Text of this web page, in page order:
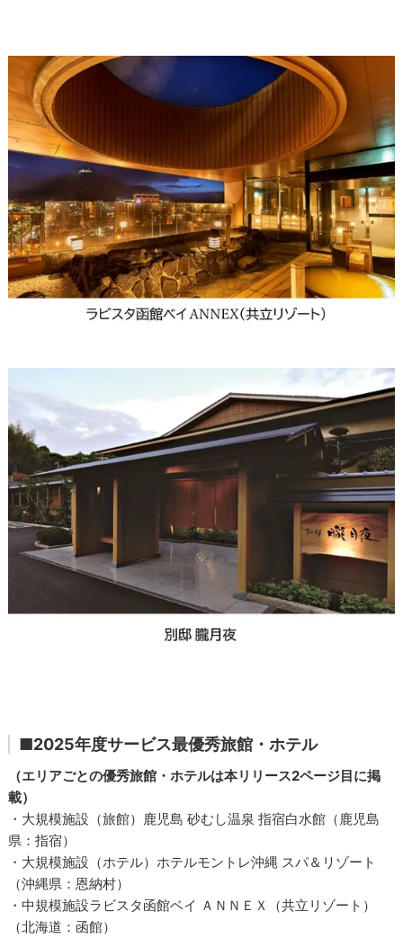
■2025年度サービス最優秀旅館・ホテル
（エリアごとの優秀旅館・ホテルは本リリース2ページ目に掲
載）
・大規模施設（旅館）鹿児島 砂むし温泉 指宿白水館（鹿児島
県：指宿）
・大規模施設（ホテル）ホテルモントレ沖縄 スパ＆リゾート
（沖縄県：恩納村）
・中規模施設ラビスタ函館ベイ ＡＮＮＥＸ（共立リゾート）
（北海道：函館）